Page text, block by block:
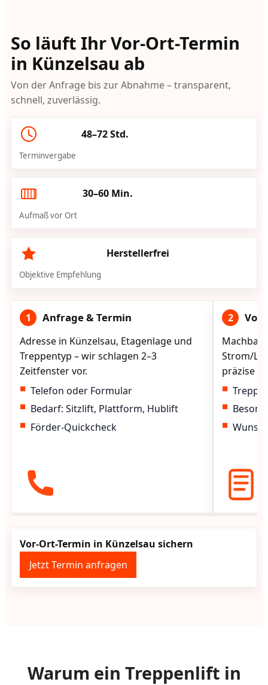
So läuft Ihr Vor-Ort-Termin
in Künzelsau ab
Von der Anfrage bis zur Abnahme – transparent,
schnell, zuverlässig.
48–72 Std.
Terminvergabe
30–60 Min.
Aufmaß vor Ort
Herstellerfrei
Objektive Empfehlung
1 Anfrage & Termin
Adresse in Künzelsau, Etagenlage und
Treppentyp – wir schlagen 2–3
Zeitfenster vor.
Telefon oder Formular
Bedarf: Sitzlift, Plattform, Hublift
Förder-Quickcheck
2
Strom/
präzise
Vor-Ort-Termin in Künzelsau sichern
Jetzt Termin anfragen
Warum ein Treppenlift in